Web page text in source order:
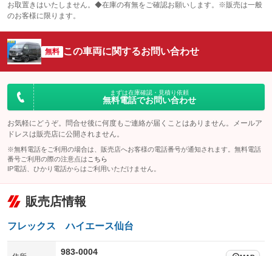
サンルーフ
：装備なし ABS
エアコン
：装備あり Wエアコン
：装備あり
リフトアップ
：装備なし パワーステアリング
：装備あり
ダウンヒルアシストコントロール
パワーウィンドウ
：装備あり 盗難防止システム
：装備あり
：装備なし
USB入力端子
：装備なし
100V電源
：装備なし
：装備なし
給水タンク
：装備あり
温水設備
：装備なし
TV
：装備なし
オーディオ
ビジュアル
：装備なし
革シート
：装備なし ハーフレザーシート
：装備なし
：装備あり ：装備あり
HID(キセノンライト)
バックカメラ
：装備あり
：装備なし ：装備なし
ローダウン
：装備なし
パワーシート
：装備なし
：装備なし
お取置きはいたしません。◆在庫の有無をご確認お願いします。※販売は一般
のお客様に限ります。
無料 この車両に関するお問い合わせ
まずは在庫確認・見積り依頼
無料電話でお問い合わせ
お気軽にどうぞ。問合せ後に何度もご連絡が届くことはありません。メールア
ドレスは販売店に公開されません。
※無料電話をご利用の場合は、販売店へお客様の電話番号が通知されます。無料電話
番号ご利用の際の注意点は こちら
IP電話、ひかり電話からはご利用いただけません。
販売店情報
フレックス ハイエース仙台
983-0004